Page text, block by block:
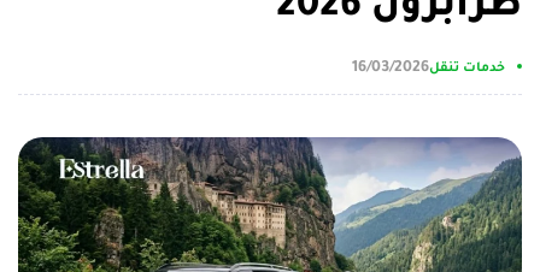
طرابزون 2026
خدمات تنقل16/03/2026